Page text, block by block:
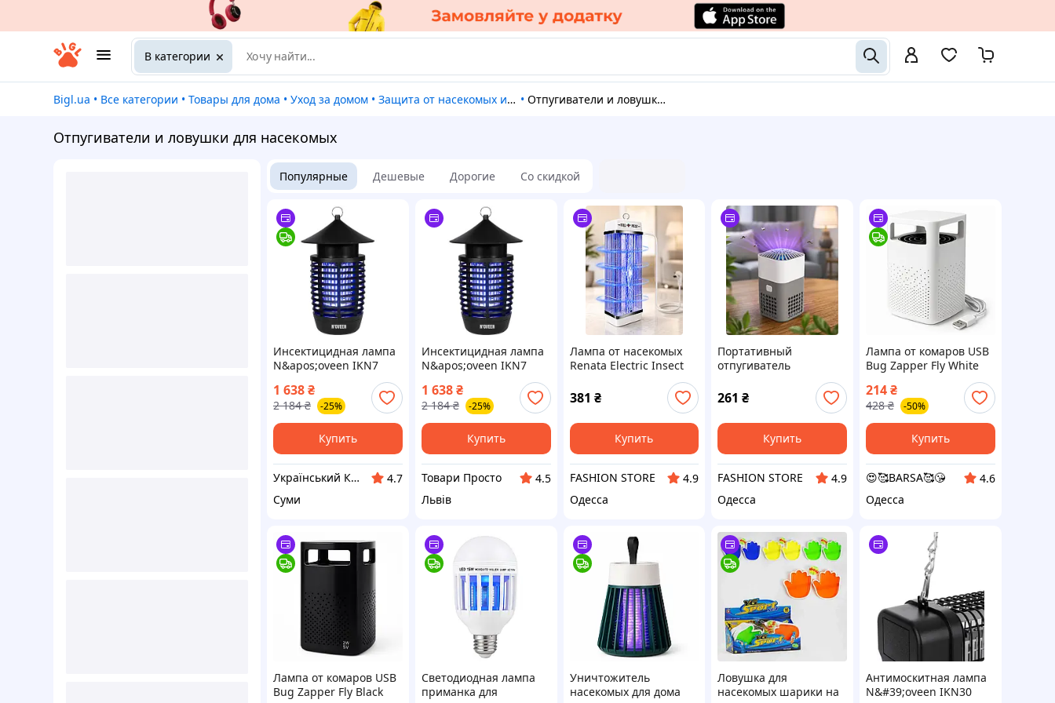
В категории
Bigl.ua • Все категории • Товары для дома • Уход за домом • Защита от насекомых и грызунов • Отпугиватели и ловушки для насекомых
Отпугиватели и ловушки для насекомых
Популярные Дешевые Дорогие Со скидкой
Инсектицидная лампа
N&apos;oveen IKN7
1 638₴
2 184 ₴ -25%
Купить
Український Кошик
4.7
Суми
Инсектицидная лампа
N&apos;oveen IKN7
1 638₴
2 184 ₴ -25%
Купить
Товари Просто
4.5
Львів
Лампа от насекомых
Renata Electric Insect
Killer RT-1X15W 10 Вт
381 ₴
Купить
FASHION STORE
4.9
Одесса
Портативный
отпугиватель
насекомых Mosquito
Repellent USB до 50 м²
261 ₴
Купить
FASHION STORE
4.9
Одесса
Лампа от комаров USB
Bug Zapper Fly White
214₴
428 ₴ -50%
Купить
😍🥰BARSA🥰😘
4.6
Одесса
Лампа от комаров USB
Bug Zapper Fly Black
Светодиодная лампа
приманка для
Уничтожитель
насекомых для дома
Ловушка для
насекомых шарики на
Антимоскитная лампа
N&#39;oveen IKN30